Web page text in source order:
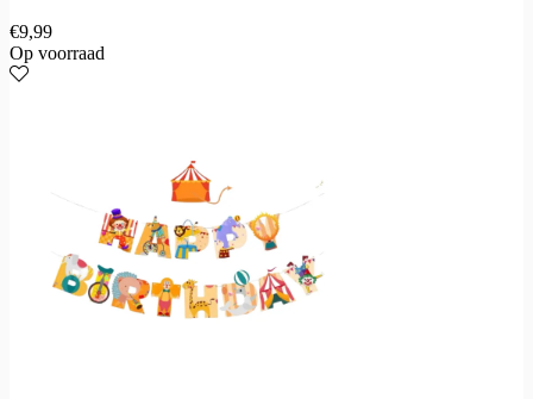
€9,99
Op voorraad